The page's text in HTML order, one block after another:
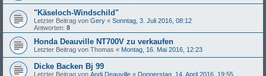
"Käseloch-Windschild"
Letzter Beitrag von Gery « Sonntag, 3. Juli 2016, 08:12
Antworten: 8
Honda Deauville NT700V zu verkaufen
Letzter Beitrag von Thomas « Montag, 16. Mai 2016, 12:23
Dicke Backen Bj 99
Letzter Beitrag von Andi Deauville « Donnerstag, 14. April 2016, 19:55